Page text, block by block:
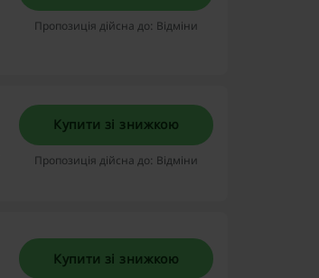
Пропозиція дійсна до: Відміни
Купити зі знижкою
Пропозиція дійсна до: Відміни
Купити зі знижкою